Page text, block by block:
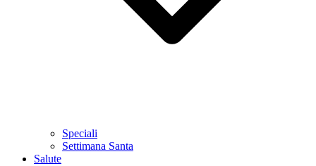
Speciali
Settimana Santa
Salute